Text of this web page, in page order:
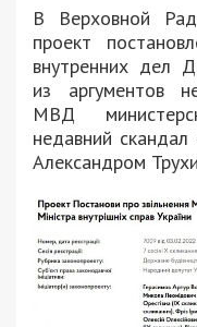
В Верховной
проект
внутренних дел
из аргументов
МВД
недавний скандал
Александром